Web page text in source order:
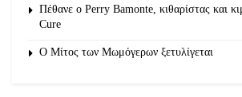
Πέθανε ο Perry Bamonte, κιθαρίστας και
Cure
O Μίτος των Μωμόγερων ξετυλίγεται